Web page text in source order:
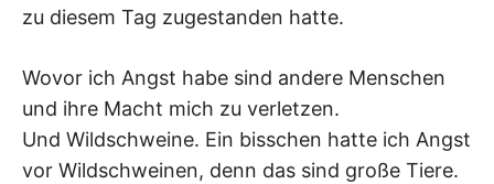
zu diesem Tag zugestanden hatte.
Wovor ich Angst habe sind andere Menschen
und ihre Macht mich zu verletzen.
Und Wildschweine. Ein bisschen hatte ich Angst
vor Wildschweinen, denn das sind große Tiere.